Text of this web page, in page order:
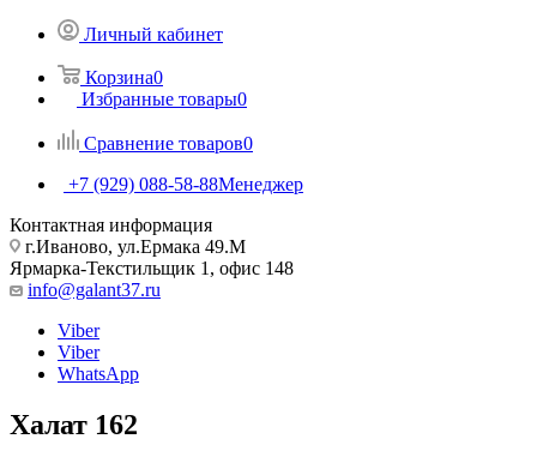
Личный кабинет
Корзина0
Избранные товары0
Сравнение товаров0
+7 (929) 088-58-88Менеджер
Контактная информация
г.Иваново, ул.Ермака 49.M
Ярмарка-Текстильщик 1, офис 148
info@galant37.ru
Viber
Viber
WhatsApp
Халат 162